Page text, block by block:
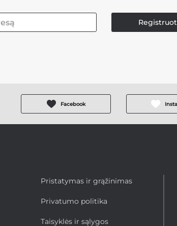
Facebook
Pristatymas ir grąžinimas
Privatumo politika
Taisyklės ir sąlygos